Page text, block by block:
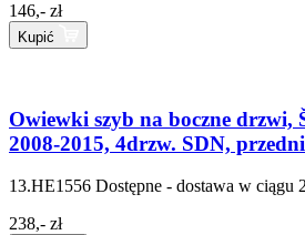
146,- zł
Kupić
Owiewki szyb na boczne drzwi,
2008-2015, 4drzw. SDN,
13.HE1556 Dostępne - dostawa w ciągu
238,- zł